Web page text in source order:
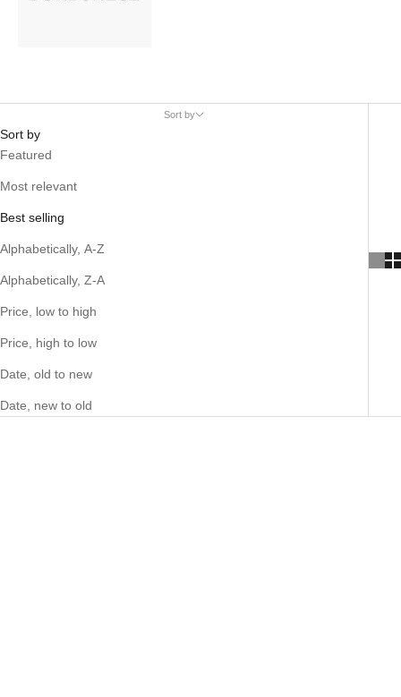
Sort by
Sort by
Featured
Most relevant
Best selling
Alphabetically, A-Z
Alphabetically, Z-A
Price, low to high
Price, high to low
Date, old to new
Date, new to old